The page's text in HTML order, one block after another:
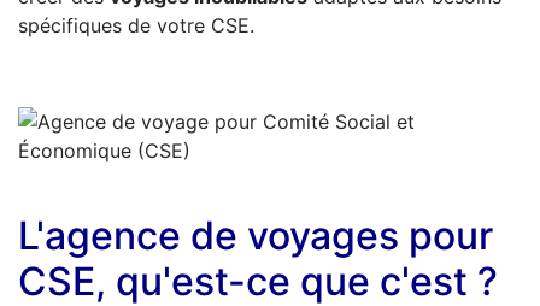
spécifiques de votre CSE.
L'agence de voyages pour
CSE, qu'est-ce que c'est ?